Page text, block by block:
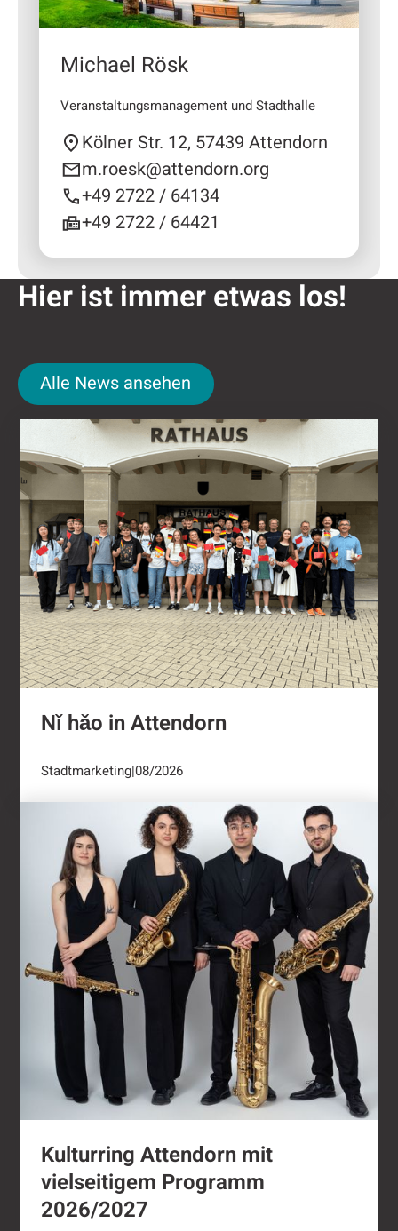
Michael Rösk
Veranstaltungsmanagement und Stadthalle
Kölner Str. 12, 57439 Attendorn
m.roesk@attendorn.org
+49 2722 / 64134
+49 2722 / 64421
Hier ist immer etwas los!
Alle News ansehen
Alle News ansehen
Nǐ hǎo in Attendorn
Nǐ hǎo in Attendorn
Stadtmarketing|08/2026
Kulturring Attendorn mit vielseitigem
Kulturring Attendorn mit
vielseitigem Programm
2026/2027